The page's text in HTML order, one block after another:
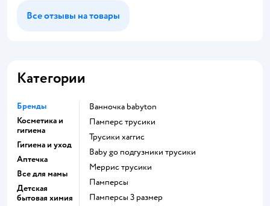
Все отзывы на товары
Категории
Бренды
Косметика и
гигиена
Гигиена и уход
Аптечка
Все для мамы
Детская
бытовая химия
ванночка babyton
памперс трусики
трусики хаггис
baby go подгузники трусики
меррис трусики
памперсы
памперсы 3 размер